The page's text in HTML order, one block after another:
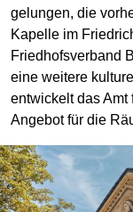
gelungen, die
Kapelle im
Friedhofsverband
eine weitere
entwickelt das
Angebot für die